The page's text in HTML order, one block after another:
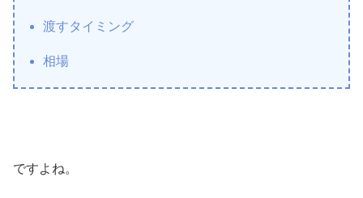
渡すタイミング
相場
ですよね。